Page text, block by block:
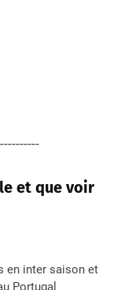
et que voir
en inter saison et
Portugal